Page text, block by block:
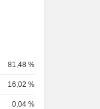
81,48 %
16,02 %
0,04 %